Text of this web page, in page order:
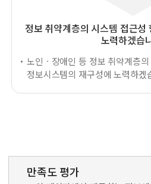
정보 취약계층의 시스템 접근성
노력하겠습
노인ㆍ장애인 등 정보 취약계층
정보시스템의 재구성에 노력하겠
만족도 평가